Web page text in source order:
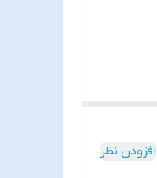
افزودن نظر